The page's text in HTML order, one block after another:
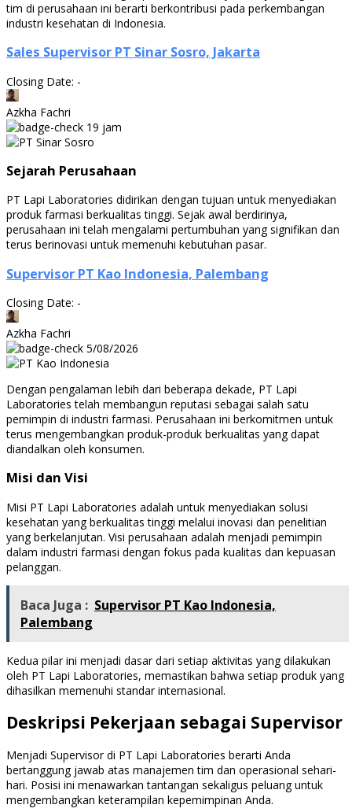
tim di perusahaan ini berarti berkontribusi pada perkembangan
industri kesehatan di Indonesia.
Sales Supervisor PT Sinar Sosro, Jakarta
Closing Date: -
Azkha Fachri
19 jam
Sejarah Perusahaan
PT Lapi Laboratories didirikan dengan tujuan untuk menyediakan
produk farmasi berkualitas tinggi. Sejak awal berdirinya,
perusahaan ini telah mengalami pertumbuhan yang signifikan dan
terus berinovasi untuk memenuhi kebutuhan pasar.
Supervisor PT Kao Indonesia, Palembang
Closing Date: -
Azkha Fachri
5/08/2026
Dengan pengalaman lebih dari beberapa dekade, PT Lapi
Laboratories telah membangun reputasi sebagai salah satu
pemimpin di industri farmasi. Perusahaan ini berkomitmen untuk
terus mengembangkan produk-produk berkualitas yang dapat
diandalkan oleh konsumen.
Misi dan Visi
Misi PT Lapi Laboratories adalah untuk menyediakan solusi
kesehatan yang berkualitas tinggi melalui inovasi dan penelitian
yang berkelanjutan. Visi perusahaan adalah menjadi pemimpin
dalam industri farmasi dengan fokus pada kualitas dan kepuasan
pelanggan.
Baca Juga : Supervisor PT Kao Indonesia,
Palembang
Kedua pilar ini menjadi dasar dari setiap aktivitas yang dilakukan
oleh PT Lapi Laboratories, memastikan bahwa setiap produk yang
dihasilkan memenuhi standar internasional.
Deskripsi Pekerjaan sebagai Supervisor
Menjadi Supervisor di PT Lapi Laboratories berarti Anda
bertanggung jawab atas manajemen tim dan operasional sehari-
hari. Posisi ini menawarkan tantangan sekaligus peluang untuk
mengembangkan keterampilan kepemimpinan Anda.